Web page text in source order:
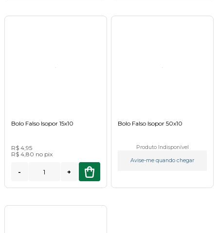
Bolo Falso Isopor 15x10
R$ 4,95
R$ 4,80 no pix
- +
Bolo Falso Isopor 50x10
Produto Indisponível
Avise-me quando chegar